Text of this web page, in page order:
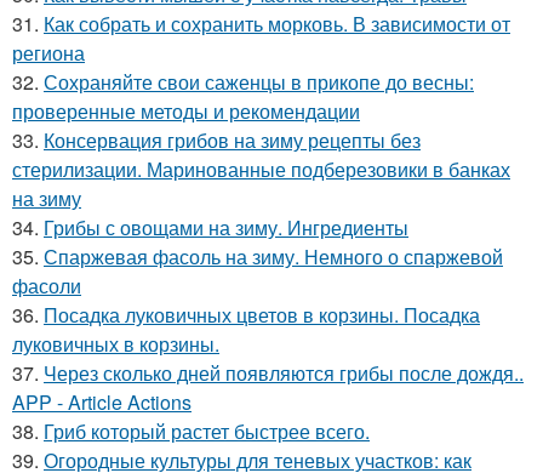
31. Как собрать и сохранить морковь. В зависимости от
региона
32. Сохраняйте свои саженцы в прикопе до весны:
проверенные методы и рекомендации
33. Консервация грибов на зиму рецепты без
стерилизации. Маринованные подберезовики в банках
на зиму
34. Грибы с овощами на зиму. Ингредиенты
35. Спаржевая фасоль на зиму. Немного о спаржевой
фасоли
36. Посадка луковичных цветов в корзины. Посадка
луковичных в корзины.
37. Через сколько дней появляются грибы после дождя..
APP - Article Actions
38. Гриб который растет быстрее всего.
39. Огородные культуры для теневых участков: как